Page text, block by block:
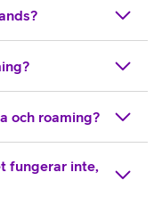
och roaming?
fungerar inte,